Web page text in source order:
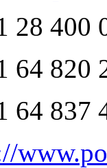
28 400
64 820
64 837